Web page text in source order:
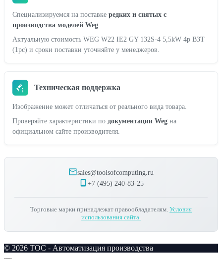
Специализируемся на поставке редких и снятых с
производства моделей Weg
Актуальную стоимость WEG W22 IE2 GY 132S-4 5,5kW 4p B3T
(1pc) и сроки поставки уточняйте у менеджеров.
Техническая поддержка
Изображение может отличаться от реального вида товара.
Проверяйте характеристики по документации Weg на
официальном сайте производителя.
sales@toolsofcomputing.ru
+7 (495) 240-83-25
Торговые марки принадлежат правообладателям. Условия
использования сайта.
© 2026 TOC - Автоматизация производства